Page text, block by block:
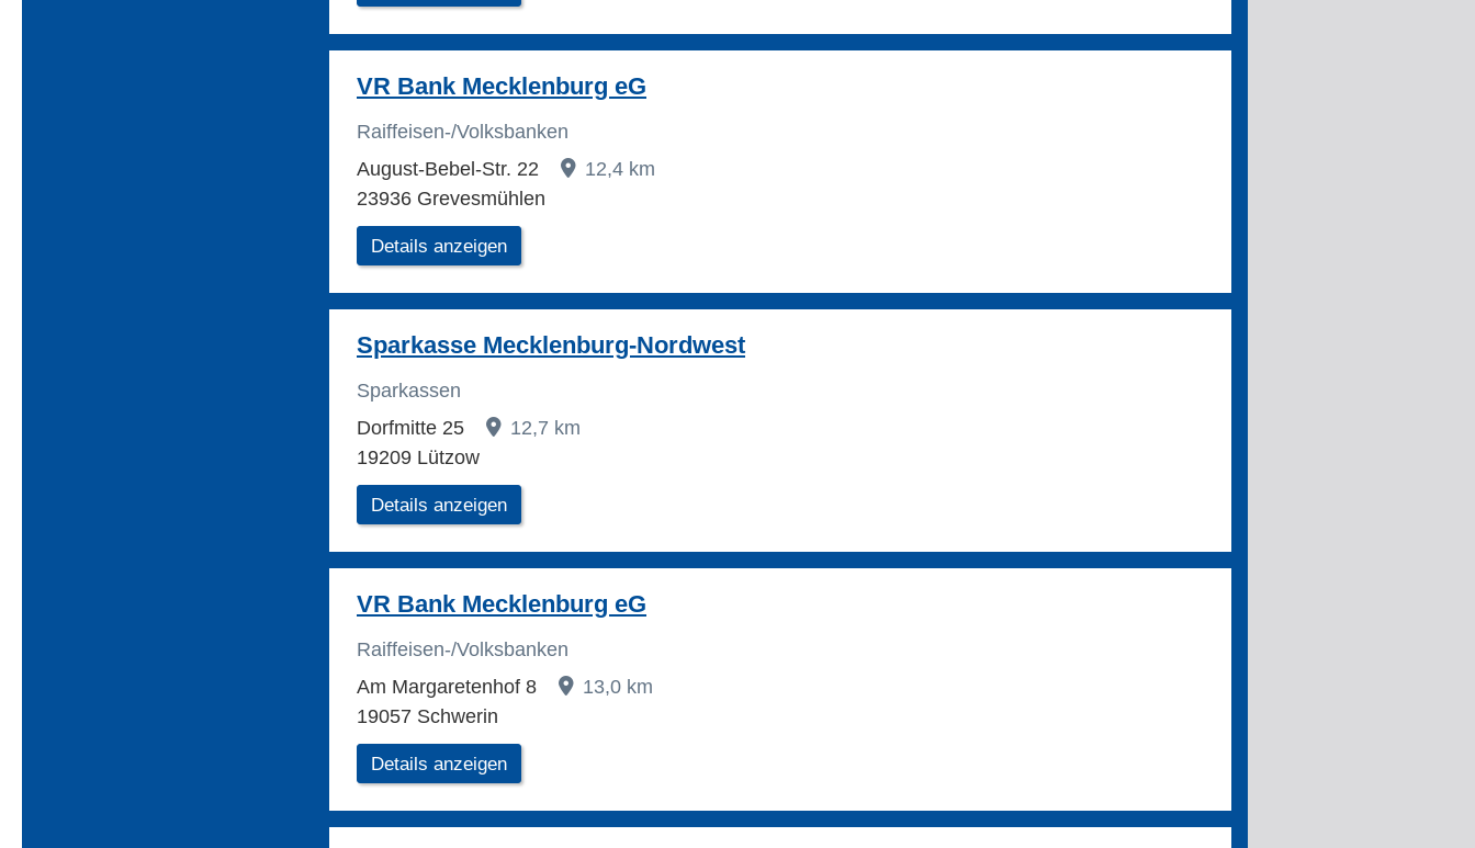
VR Bank Mecklenburg eG
Raiffeisen-/Volksbanken
August-Bebel-Str. 22
12,4 km
23936 Grevesmühlen
Details anzeigen
Sparkasse Mecklenburg-Nordwest
Sparkassen
Dorfmitte 25
12,7 km
19209 Lützow
Details anzeigen
VR Bank Mecklenburg eG
Raiffeisen-/Volksbanken
Am Margaretenhof 8
13,0 km
19057 Schwerin
Details anzeigen